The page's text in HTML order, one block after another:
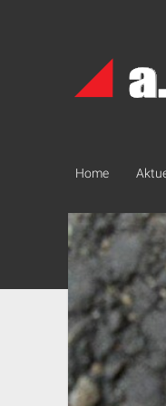
Archiv
München
Home